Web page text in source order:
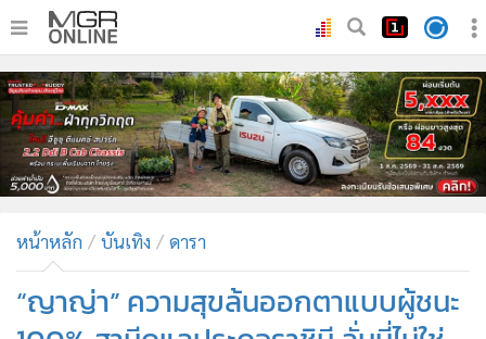
• หน้าหลัก
• ทันเหตุการณ์
• ภาคใต้
• ภูมิภาค
• บันเทิง
ผู้จัดการรายวัน
คอลัมนิสต์
หน้าหลัก บันเทิง ดารา
“ญาญ่า” ความสุขล้นออกตาแบบผู้ชนะ